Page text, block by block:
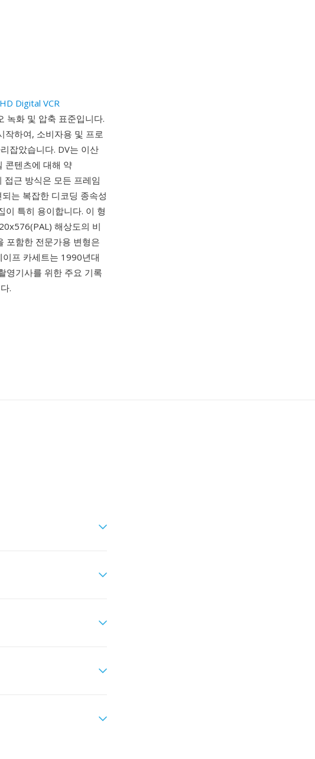
HD Digital VCR
녹화 및 압축 표준입니다.
하여, 소비자용 및 프로
잡았습니다. DV는 이산
콘텐츠에 대해 약
근 방식은 모든 프레임
는 복잡한 디코딩 종속성
이 특히 용이합니다. 이 형
해상도의 비
포함한 전문가용 변형은
프 카세트는 1990년대
영기사를 위한 주요 기록
.